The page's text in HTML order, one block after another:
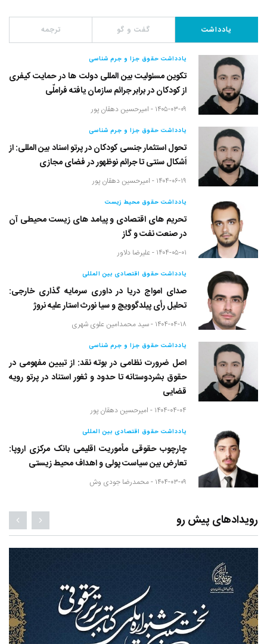
یادداشت گفت و گو ترجمه
یادداشت حقوق جزا و جرم شناسی
تکوین مسئولیت بین المللی دولت ها در حمایت کیفری
از کودکان در برابر جرائم سازمان یافته فراملّی
۱۴۰۵-۰۳-۰۹ - امیرحسین دهقان پور
یادداشت حقوق جزا و جرم شناسی
تحول استثمار جنسی کودکان در پرتو اسناد بین المللی: از
اَشکال سنتی تا جرائم نوظهور در فضای مجازی
۱۴۰۴-۰۶-۱۹ - امیرحسین دهقان پور
یادداشت حقوق محیط زیست
تحریم های اقتصادی و پیامد های زیست محیطی آن
در صنعت نفت و گاز
۱۴۰۴-۰۵-۰۱ - علیرضا دلاور
یادداشت حقوق اقتصادی بین المللی
صدای امواج دریا در داوری سرمایه گذاری خارجی:
تحلیل رأی پیلدگوویچ و سیا نورث استار علیه نروژ
۱۴۰۴-۰۴-۱۸ - سید محمدامین علوی شهری
یادداشت حقوق جزا و جرم شناسی
اصل ضرورت نظامی در بوته نقد: از تبیین مفهومی در
حقوق بشردوستانه تا حدود و ثغور استناد در پرتو رویه
قضایی
۱۴۰۴-۰۴-۰۴ - امیرحسین دهقان پور
یادداشت حقوق اقتصادی بین المللی
چارچوب حقوقی مأموریت اقلیمی بانک مرکزی اروپا:
تعارض بین سیاست پولی و اهداف محیط زیستی
۱۴۰۴-۰۳-۰۹ - محمدرضا جودی وش
رویدادهای پیش رو